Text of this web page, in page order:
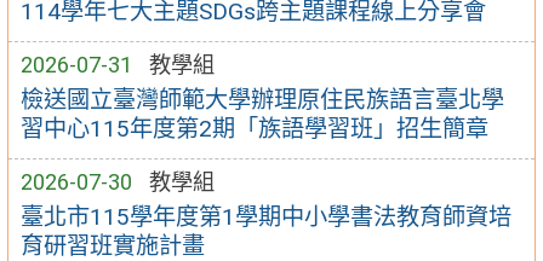
114學年七大主題SDGs跨主題課程線上分享會
2026-07-31 教學組
檢送國立臺灣師範大學辦理原住民族語言臺北學
習中心115年度第2期「族語學習班」招生簡章
2026-07-30 教學組
臺北市115學年度第1學期中小學書法教育師資培
育研習班實施計畫